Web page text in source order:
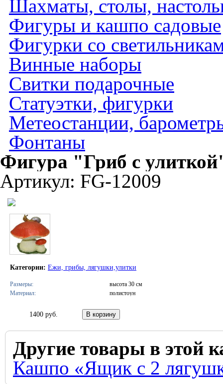
Шахматы, столы,
Фигуры и кашпо садовые
Фигурки со
Винные наборы
Свитки подарочные
Статуэтки, фигурки
Метеостанции,
Фонтаны
Фигура "Гриб с
Артикул: FG-12009
Категории: Ежи, грибы, лягушки,улитки
Размеры:
высота 30 см
Материал:
полистоун
1400 руб.
Другие товары в этой
Кашпо «Ящик с 2